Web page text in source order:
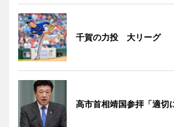
千賀の力投 大リーグ
高市首相靖国参拝「適切